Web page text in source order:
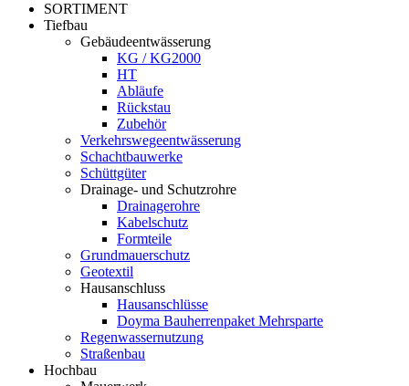
SORTIMENT
Tiefbau
Gebäudeentwässerung
KG / KG2000
HT
Abläufe
Rückstau
Zubehör
Verkehrswegeentwässerung
Schachtbauwerke
Schüttgüter
Drainage- und Schutzrohre
Drainagerohre
Kabelschutz
Formteile
Grundmauerschutz
Geotextil
Hausanschluss
Hausanschlüsse
Doyma Bauherrenpaket Mehrsparte
Regenwassernutzung
Straßenbau
Hochbau